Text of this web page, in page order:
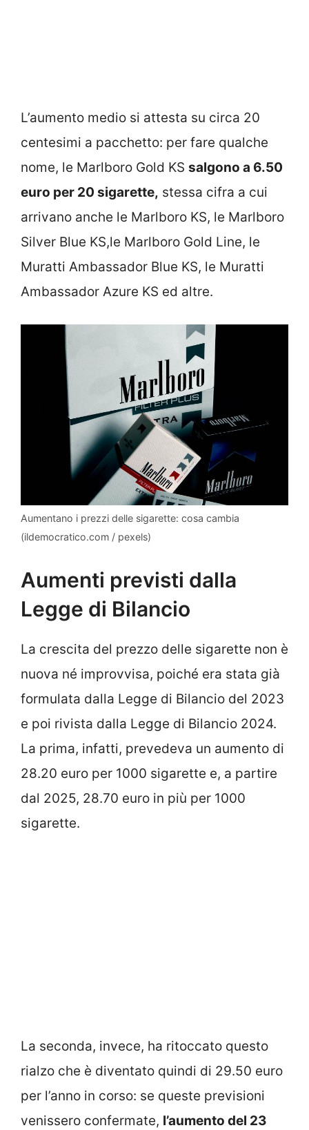
L’aumento medio si attesta su circa 20
centesimi a pacchetto: per fare qualche
nome, le Marlboro Gold KS salgono a 6.50
euro per 20 sigarette, stessa cifra a cui
arrivano anche le Marlboro KS, le Marlboro
Silver Blue KS,le Marlboro Gold Line, le
Muratti Ambassador Blue KS, le Muratti
Ambassador Azure KS ed altre.
Aumentano i prezzi delle sigarette: cosa cambia
(ildemocratico.com / pexels)
Aumenti previsti dalla
Legge di Bilancio
La crescita del prezzo delle sigarette non è
nuova né improvvisa, poiché era stata già
formulata dalla Legge di Bilancio del 2023
e poi rivista dalla Legge di Bilancio 2024.
La prima, infatti, prevedeva un aumento di
28.20 euro per 1000 sigarette e, a partire
dal 2025, 28.70 euro in più per 1000
sigarette.
La seconda, invece, ha ritoccato questo
rialzo che è diventato quindi di 29.50 euro
per l’anno in corso: se queste previsioni
venissero confermate, l’aumento del 23